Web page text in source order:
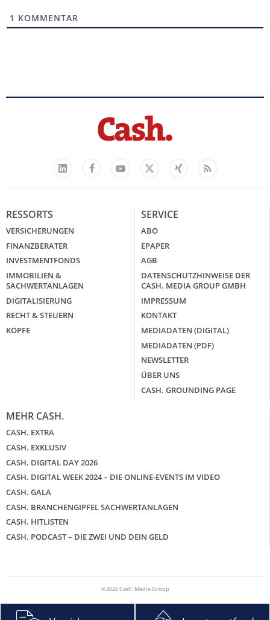
1 KOMMENTAR
LinkedIn
FacebookYouTube
X
Xing Feed
RESSORTS
VERSICHERUNGEN
FINANZBERATER
INVESTMENTFONDS
IMMOBILIEN &
SACHWERTANLAGEN
DIGITALISIERUNG
RECHT & STEUERN
KÖPFE
SERVICE
ABO
EPAPER
AGB
DATENSCHUTZHINWEISE DER
CASH. MEDIA GROUP GMBH
IMPRESSUM
KONTAKT
MEDIADATEN (DIGITAL)
MEDIADATEN (PDF)
NEWSLETTER
ÜBER UNS
CASH. GROUNDING PAGE
MEHR CASH.
CASH. EXTRA
CASH. EXKLUSIV
CASH. DIGITAL DAY 2026
CASH. DIGITAL WEEK 2024 – DIE ONLINE-EVENTS IM VIDEO
CASH. GALA
CASH. BRANCHENGIPFEL SACHWERTANLAGEN
CASH. HITLISTEN
CASH. PODCAST – DIE ZWEI UND DEIN GELD
© 2026 Cash. Media Group